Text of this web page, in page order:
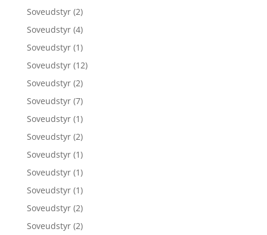
Soveudstyr (2)
Soveudstyr (4)
Soveudstyr (1)
Soveudstyr (12)
Soveudstyr (2)
Soveudstyr (7)
Soveudstyr (1)
Soveudstyr (2)
Soveudstyr (1)
Soveudstyr (1)
Soveudstyr (1)
Soveudstyr (2)
Soveudstyr (2)